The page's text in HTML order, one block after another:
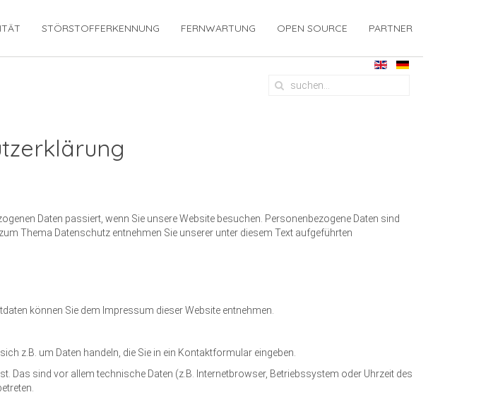
STÖRSTOFFERKENNUNG FERNWARTUNG OPEN SOURCE PARTNER
Daten passiert, wenn Sie unsere Website besuchen. Personenbezogene Daten sind
Thema Datenschutz entnehmen Sie unserer unter diesem Text aufgeführten
können Sie dem Impressum dieser Website entnehmen.
z.B. um Daten handeln, die Sie in ein Kontaktformular eingeben.
Das sind vor allem technische Daten (z.B. Internetbrowser, Betriebssystem oder Uhrzeit des